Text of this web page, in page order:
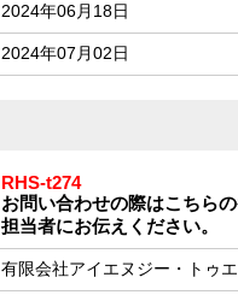
2024年06月18日
2024年07月02日
RHS-t274
お問い合わせの際はこちら
担当者にお伝えください。
有限会社アイエヌジー・トゥ